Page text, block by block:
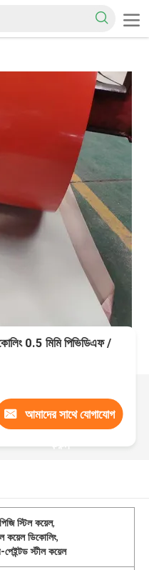
0.5 মিমি পিভিডিএফ /
আমাদের সাথে যোগাযোগ
করুন
স্টিল কয়েল,
কয়েল ডিকোলিং,
স্টীল কয়েল